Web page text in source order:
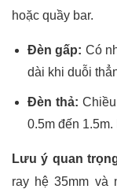
hoặc quầy bar.
Đèn gấp: Có
dài khi duỗi
Đèn thả:
0.5m đến
Lưu ý quan
ray hệ 35mm và